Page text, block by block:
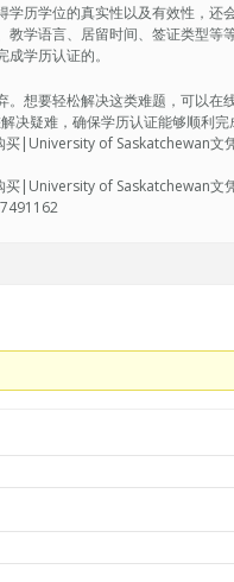
历学位的真实性以及有效性，还
学语言、居留时间、签证类型等
学历认证的。
。想要轻松解决这类难题，可以
疑难，确保学历认证能够顺利完
买|University of Saskatchewan文
买|University of Saskatchewan文